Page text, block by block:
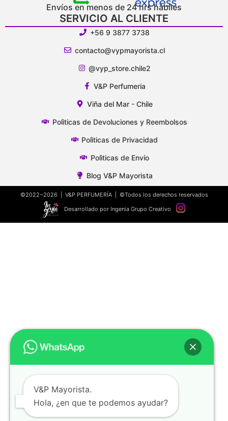
Envíos en menos de 24 hrs hábiles
SERVICIO AL CLIENTE
+56 9 3877 3738
contacto@vypmayorista.cl
@vyp_store.chile2
V&P Perfumeria
Viña del Mar - Chile
Polìticas de Devoluciones y Reembolsos
Polìticas de Privacidad
Polìticas de Envío
Blog V&P Mayorista
©2022~2026 | V&P PERFUMERÍA | ©Todos los derechos reservados
Desarrollado por Ingenia Grupo Creativo
V&P Mayorista.
Hola, ¿en que te podemos ayudar?